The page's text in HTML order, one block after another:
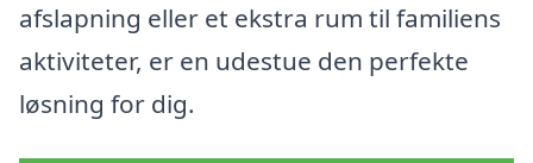
afslapning eller et ekstra rum til familiens
aktiviteter, er en udestue den perfekte
løsning for dig.